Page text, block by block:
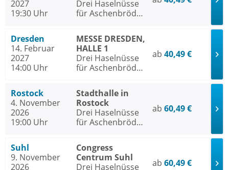
2027
19:30 Uhr
Drei Haselnüsse
für Aschenbrödel
Dresden
14. Februar
2027
14:00 Uhr
MESSE DRESDEN,
HALLE 1
Drei Haselnüsse
für Aschenbrödel
ab 40,49 €
Rostock
4. November
2026
19:00 Uhr
Stadthalle in
Rostock
Drei Haselnüsse
für Aschenbrödel
ab 60,49 €
Suhl
9. November
2026
Congress
Centrum Suhl
Drei Haselnüsse
ab 60,49 €